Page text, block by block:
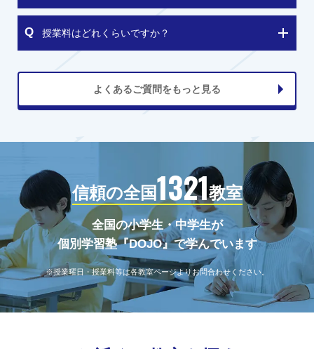
授業料はどれくらいですか？
よくあるご質問をもっと見る
信頼の全国1321教室
全国の小学生・中学生が
個別学習塾『DOJO』で学んでいます
※授業曜日・授業料等は各教室ページよりお問合わせください。